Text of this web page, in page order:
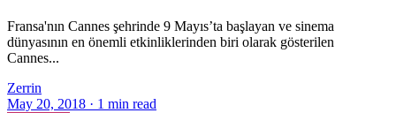
Fransa'nın Cannes şehrinde 9 Mayıs’ta başlayan ve sinema
dünyasının en önemli etkinliklerinden biri olarak gösterilen
Cannes...
Zerrin
May 20, 2018 · 1 min read